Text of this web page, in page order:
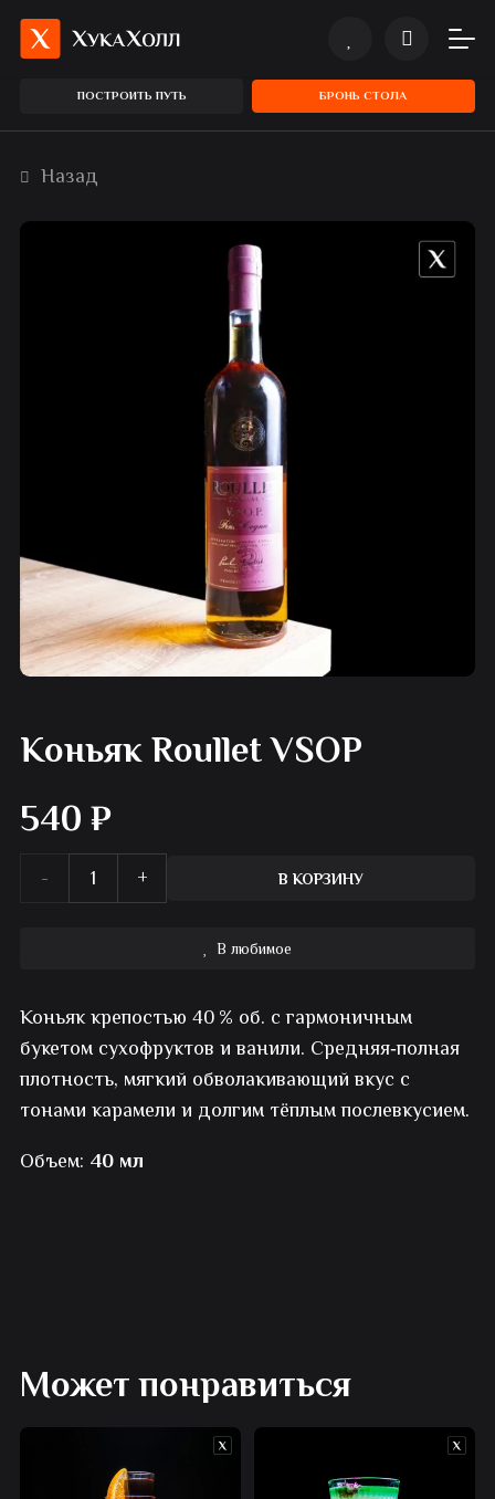
ПОСТРОИТЬ ПУТЬ БРОНЬ СТОЛА
Назад
Коньяк Roullet VSOP
540 ₽
Количество
Roullet
VSOP
В КОРЗИНУ
В любимое
Коньяк крепостью 40 % об. с гармоничным
букетом сухофруктов и ванили. Средняя‑полная
плотность, мягкий обволакивающий вкус с
тонами карамели и долгим тёплым послевкусием.
Объем: 40 мл
Может понравиться